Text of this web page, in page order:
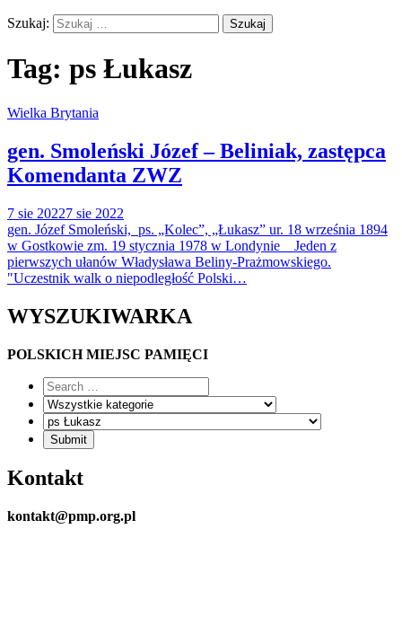
Szukaj:
Tag: ps Łukasz
Wielka Brytania
gen. Smoleński Józef – Beliniak, zastępca
Komendanta ZWZ
7 sie 20227 sie 2022
gen. Józef Smoleński, ps. „Kolec”, „Łukasz” ur. 18 września 1894
w Gostkowie zm. 19 stycznia 1978 w Londynie Jeden z
pierwszych ułanów Władysława Beliny-Prażmowskiego.
"Uczestnik walk o niepodległość Polski…
WYSZUKIWARKA
POLSKICH MIEJSC PAMIĘCI
Kontakt
kontakt@pmp.org.pl